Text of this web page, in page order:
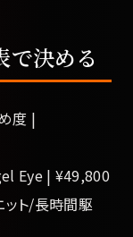
で決める
度 |
Eye | ¥49,800
ト/長時間駆